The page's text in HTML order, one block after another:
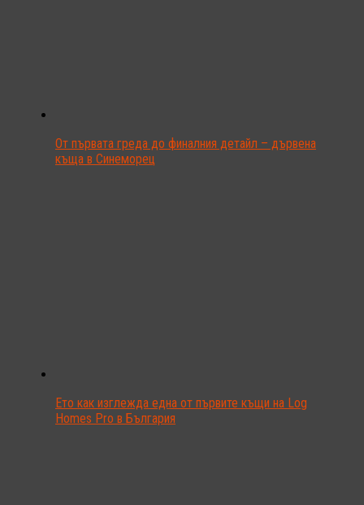
От първата греда до финалния детайл – дървена
къща в Синеморец
Ето как изглежда една от първите къщи на Log
Homes Pro в България